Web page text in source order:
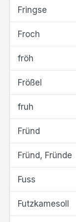
Fringse
Froch
fröh
Frößel
fruh
Fründ
Fründ, Fründe
Fuss
Futzkamesoll